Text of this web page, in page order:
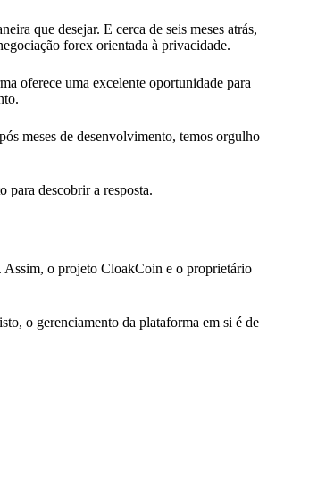
que desejar. E cerca de seis meses atrás,
forex orientada à privacidade.
oferece uma excelente oportunidade para
meses de desenvolvimento, temos orgulho
para descobrir a resposta.
Assim, o projeto CloakCoin e o proprietário
o gerenciamento da plataforma em si é de